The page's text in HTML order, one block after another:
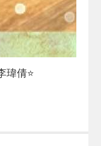
瑋倩⭐️